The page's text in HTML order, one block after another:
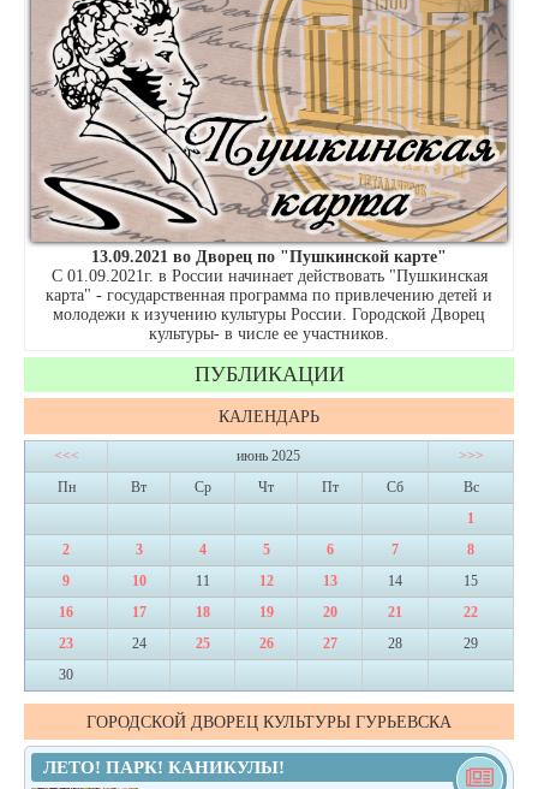
13.09.2021 во Дворец по "Пушкинской карте"
С 01.09.2021г. в России начинает действовать "Пушкинская
карта" - государственная программа по привлечению детей и
молодежи к изучению культуры России. Городской Дворец
культуры- в числе ее участников.
ПУБЛИКАЦИИ
КАЛЕНДАРЬ
<<< июнь 2025
>>>
Пн
Вт Ср Чт Пт Сб
Вс
1
2
3 4 5 6 7
8
9
10 11 12 13 14
15
16
17 18 19 20 21
22
23
24 25 26 27 28
29
30
ГОРОДСКОЙ ДВОРЕЦ КУЛЬТУРЫ ГУРЬЕВСКА
ЛЕТО! ПАРК! КАНИКУЛЫ!